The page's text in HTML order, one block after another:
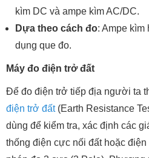
kìm DC và ampe kìm AC/DC.
Dựa theo cách đo: Ampe kìm
dụng que đo.
Máy đo điện trở đất
Để đo điện trở tiếp địa người ta
điện trở đất(Earth Resistance
dùng để kiểm tra, xác định các
thống điện cực nối đất hoặc